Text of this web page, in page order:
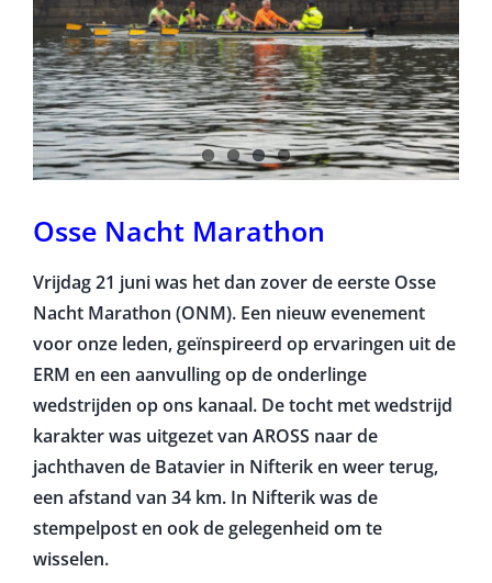
Osse Nacht Marathon
Vrijdag 21 juni was het dan zover de eerste Osse
Nacht Marathon (ONM). Een nieuw evenement
voor onze leden, geïnspireerd op ervaringen uit de
ERM en een aanvulling op de onderlinge
wedstrijden op ons kanaal. De tocht met wedstrijd
karakter was uitgezet van AROSS naar de
jachthaven de Batavier in Nifterik en weer terug,
een afstand van 34 km. In Nifterik was de
stempelpost en ook de gelegenheid om te
wisselen.